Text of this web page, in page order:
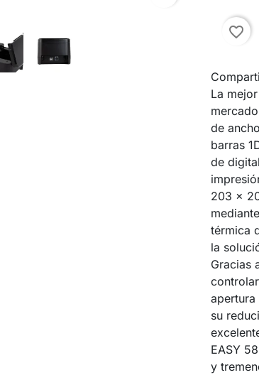
favorite_border
La
de
barras
de
203 x
térmica
la
Gracias
apertura
su
EASY
y